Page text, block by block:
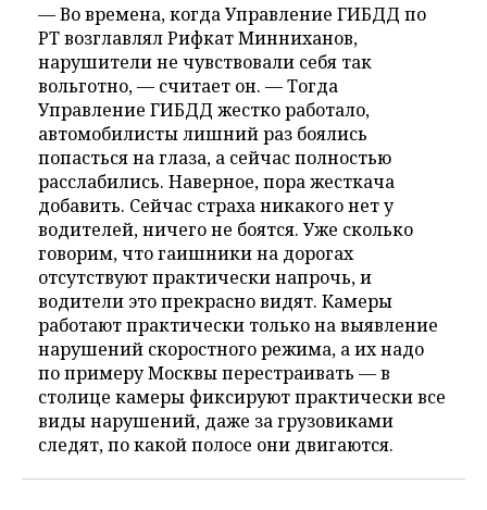
— Во времена, когда Управление ГИБДД по
РТ возглавлял Рифкат Минниханов,
нарушители не чувствовали себя так
вольготно, — считает он. — Тогда
Управление ГИБДД жестко работало,
автомобилисты лишний раз боялись
попасться на глаза, а сейчас полностью
расслабились. Наверное, пора жесткача
добавить. Сейчас страха никакого нет у
водителей, ничего не боятся. Уже сколько
говорим, что гаишники на дорогах
отсутствуют практически напрочь, и
водители это прекрасно видят. Камеры
работают практически только на выявление
нарушений скоростного режима, а их надо
по примеру Москвы перестраивать — в
столице камеры фиксируют практически все
виды нарушений, даже за грузовиками
следят, по какой полосе они двигаются.